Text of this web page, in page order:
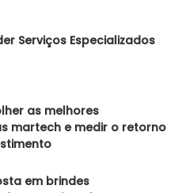
Serviços Especializados
as melhores
martech e medir o retorno
em brindes